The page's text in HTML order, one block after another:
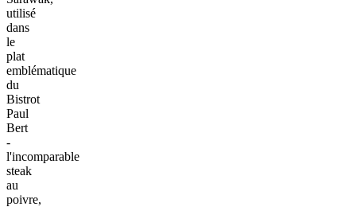
utilisé
dans
le
plat
emblématique
du
Bistrot
Paul
Bert
-
l'incomparable
steak
au
poivre,